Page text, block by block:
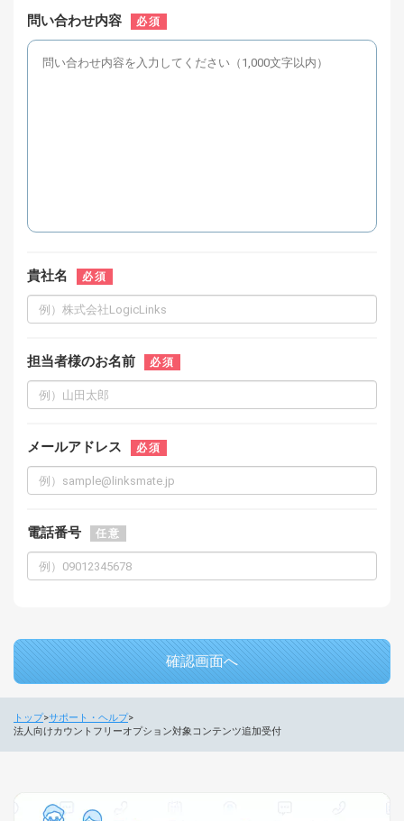
問い合わせ内容 必須
貴社名 必須
担当者様のお名前 必須
メールアドレス 必須
電話番号 任意
確認画面へ
トップ サポート・ヘルプ
法人向けカウントフリーオプション対象コンテンツ追加受付